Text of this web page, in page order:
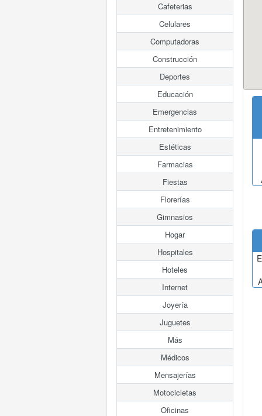
Cafeterias
Celulares
Computadoras
Construcción
Deportes
Educación
Emergencias
Entretenimiento
Estéticas
Farmacias
Fiestas
Florerías
Gimnasios
Hogar
Hospitales
Hoteles
Internet
Joyería
Juguetes
Más
Médicos
Mensajerías
Motocicletas
Oficinas